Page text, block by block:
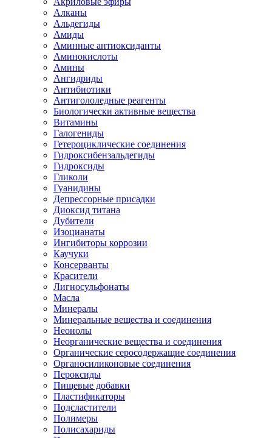
Алканы
Альдегиды
Амиды
Аминные антиоксиданты
Аминокислоты
Амины
Ангидриды
Антибиотики
Антигололедные реагенты
Биологически активные вещества
Витамины
Галогениды
Гетероциклические соединения
Гидроксибензальдегиды
Гидроксиды
Гликоли
Гуанидины
Депрессорные присадки
Диоксид титана
Дубители
Изоцианаты
Ингибиторы коррозии
Каучуки
Консерванты
Красители
Лигносульфонаты
Масла
Минералы
Минеральные вещества и соединения
Неонолы
Неорганические вещества и соединения
Органические серосодержащие соединения
Органосиликоновые соединения
Пероксиды
Пищевые добавки
Пластификаторы
Подсластители
Полимеры
Полисахариды